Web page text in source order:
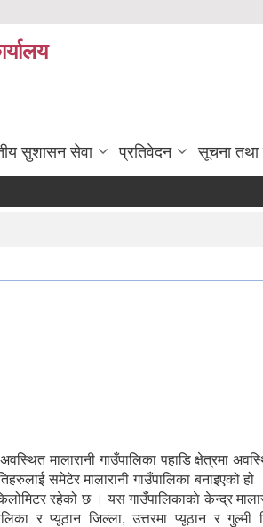
सुशासन सेवा प्रतिवेदन सूचना तथा
मालारानी गाउँपालिका पहाडि क्षेत्रमा
समेटेर मालारानी गाउँपालिका बनाइएको
रहेको छ । यस गाउँपालिकाकाे केन्द्र
र प्यूठान जिल्ला, उत्तरमा प्यूठान र